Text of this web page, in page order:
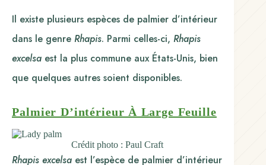
Il existe plusieurs espèces de palmier d’intérieur
dans le genre Rhapis. Parmi celles-ci, Rhapis
excelsa est la plus commune aux États-Unis, bien
que quelques autres soient disponibles.
Palmier D’intérieur À Large Feuille
Crédit photo : Paul Craft
Rhapis excelsa est l’espèce de palmier d’intérieur